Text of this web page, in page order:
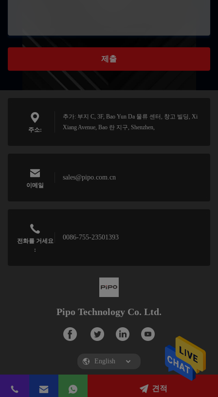
제출
주소:
추가: 부지 C, 3F, Bao Yun Da 물류 센터, 창고 빌딩, Xi
Xiang Avenue, Bao 란 지구, Shenzhen,
이메일
sales@pipo.com.cn
전화를 거세요
:
0086-755-23501393
Pipo Technology Co. Ltd.
견적